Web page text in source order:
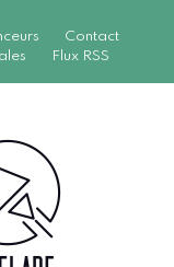
Contact
Flux RSS